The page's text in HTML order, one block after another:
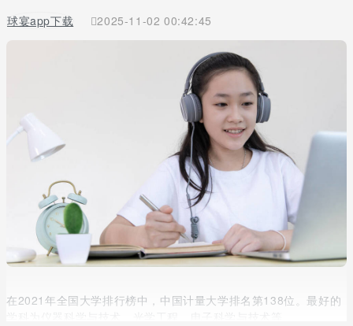
球宴app下载 2025-11-02 00:42:45
在2021年全国大学排行榜中，中国计量大学排名第138位。最好的